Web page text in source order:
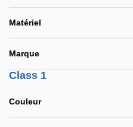
Matériel
Marque
Class 1
Couleur